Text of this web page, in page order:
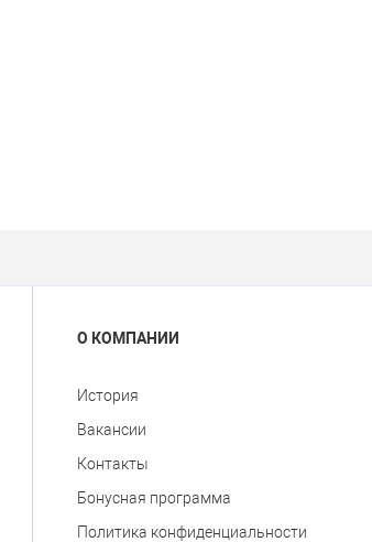
О КОМПАНИИ
История
Вакансии
Контакты
Бонусная программа
Политика конфиденциальности